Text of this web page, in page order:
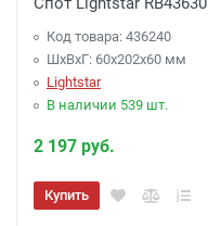
Код товара: 436240
ШхВхГ: 60x202x60 мм
Lightstar
В наличии 539 шт.
2 197 руб.
Купить